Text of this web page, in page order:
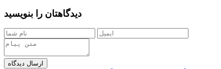
دیدگاهتان را بنویسید
ارسال دیدگاه